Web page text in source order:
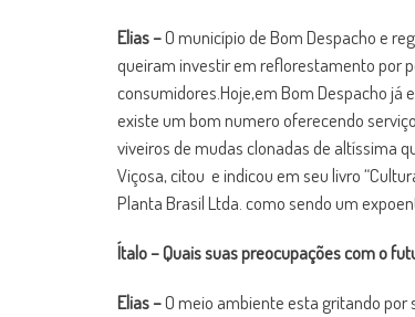
Elias –O município de Bom Despacho e
queiram investir em reflorestamento por
consumidores.Hoje,em Bom Despacho
existe um bom numero oferecendo
viveiros de mudas clonadas de altíssima
Viçosa, citou e indicou em seu livro
Planta Brasil Ltda. como sendo um
Ítalo – Quais suas preocupações com o
Elias –O meio ambiente esta gritando por